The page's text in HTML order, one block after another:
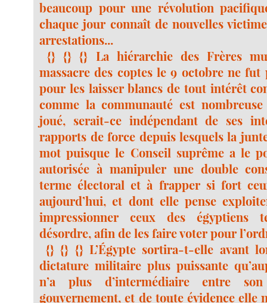
beaucoup pour une révolution
chaque jour connaît de nouvelles
arrestations...
{} {} {} La hiérarchie des Frères
massacre des coptes le 9 octobre ne fut
pour les laisser blancs de tout intérêt
comme la communauté est
joué, serait-ce indépendant de ses
rapports de force depuis lesquels la
mot puisque le Conseil suprême a le
autorisée à manipuler une double
terme électoral et à frapper si fort
aujourd’hui, et dont elle pense
impressionner ceux des égyptiens
désordre, afin de les faire voter pour
{} {} {} L’Égypte sortira-t-elle avant
dictature militaire plus puissante
n’a plus d’intermédiaire entre
gouvernement, et de toute évidence elle